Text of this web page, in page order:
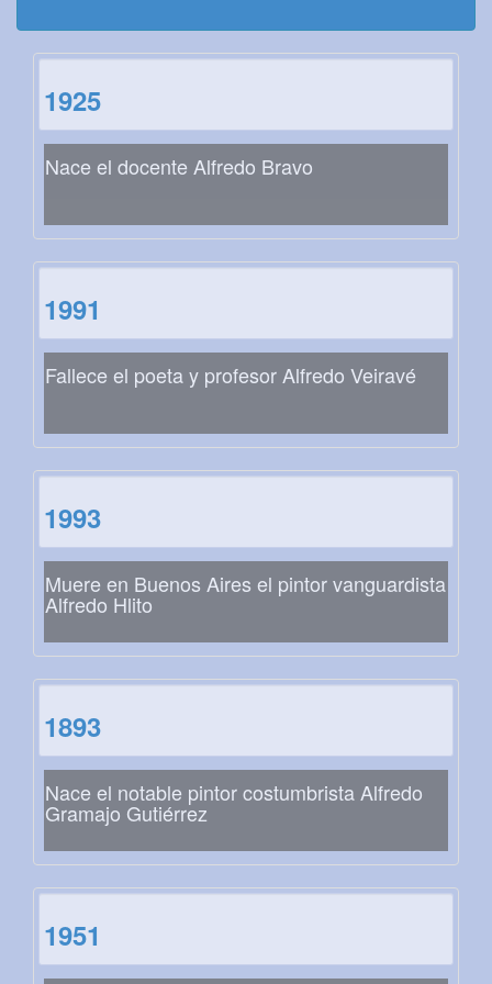
1925
Nace el docente Alfredo Bravo
1991
Fallece el poeta y profesor Alfredo Veiravé
1993
Muere en Buenos Aires el pintor vanguardista
Alfredo Hlito
1893
Nace el notable pintor costumbrista Alfredo
Gramajo Gutiérrez
1951